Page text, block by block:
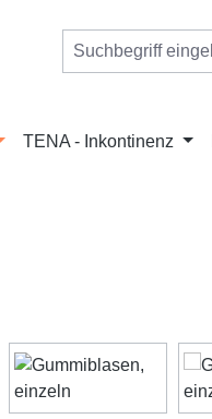
TENA - Inkontinenz